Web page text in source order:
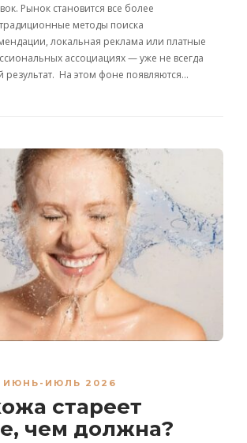
Рынок становится все более
методы поиска
локальная реклама или платные
ассоциациях — уже не всегда
результат. На этом фоне появляются…
ИЮНЬ-ИЮЛЬ 2026
стареет
чем должна?